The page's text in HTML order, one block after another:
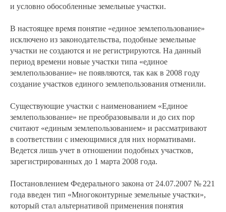
и условно обособленные земельные участки.
В настоящее время понятие «единое землепользование»
исключено из законодательства, подобные земельные
участки не создаются и не регистрируются. На данный
период времени новые участки типа «единое
землепользование» не появляются, так как в 2008 году
создание участков единого землепользования отменили.
Существующие участки с наименованием «Единое
землепользование» не преобразовывали и до сих пор
считают «единым землепользованием» и рассматривают
в соответствии с имеющимися для них нормативами.
Ведется лишь учет в отношении подобных участков,
зарегистрированных до 1 марта 2008 года.
Постановлением Федерального закона от 24.07.2007 № 221
года введен тип «Многоконтурные земельные участки»,
который стал альтернативой применения понятия